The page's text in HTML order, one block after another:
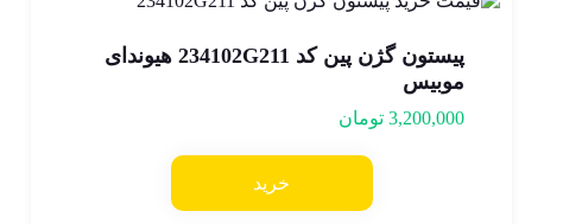
پیستون گژن پین کد 234102G211 هیوندای
موبیس
3,200,000 تومان
خرید